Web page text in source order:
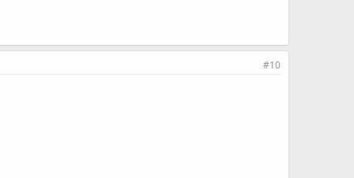
#10